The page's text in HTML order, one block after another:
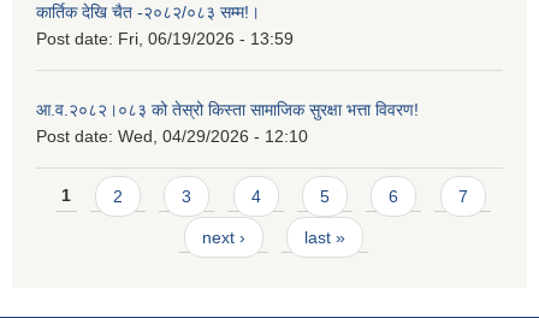
कार्तिक देखि चैत -२०८२/०८३ सम्म!।
Post date: Fri, 06/19/2026 - 13:59
आ.व.२०८२।०८३ को तेस्रो किस्ता सामाजिक सुरक्षा भत्ता विवरण!
Post date: Wed, 04/29/2026 - 12:10
Pages
1 2 3 4 5 6 7
next › last »